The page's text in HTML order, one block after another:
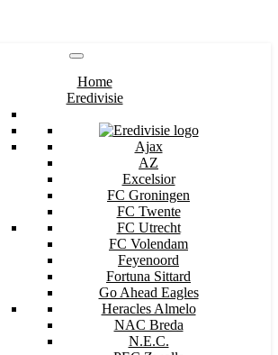
Home
Eredivisie
Ajax
AZ
Excelsior
FC Groningen
FC Twente
FC Utrecht
FC Volendam
Feyenoord
Fortuna Sittard
Go Ahead Eagles
Heracles Almelo
NAC Breda
N.E.C.